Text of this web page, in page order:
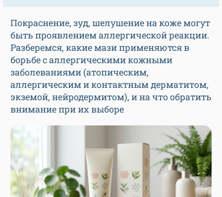
Покраснение, зуд, шелушение на коже могут
быть проявлением аллергической реакции.
Разберемся, какие мази применяются в
борьбе с аллергическими кожными
заболеваниями (атопическим,
аллергическим и контактным дерматитом,
экземой, нейродермитом), и на что обратить
внимание при их выборе